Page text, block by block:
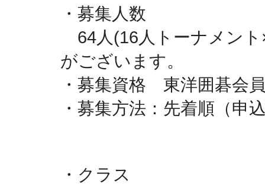
・募集人数
64人(16人トーナメン
がございます。
・募集資格　東洋囲碁会
・募集方法：先着順（申
・クラス